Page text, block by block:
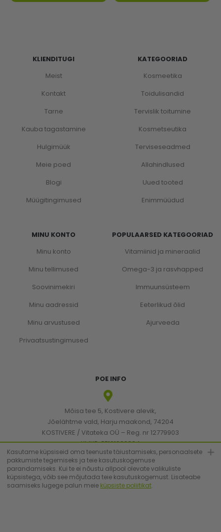
KLIENDITUGI
Meist
Kontakt
Tarne
Kauba tagastamine
Hulgimüük
Meie poed
Blogi
Müügitingimused
MINU KONTO
Minu konto
Minu tellimused
Soovinimekiri
Minu aadressid
Minu arvustused
Privaatsustingimused
KATEGOORIAD
Kosmeetika
Toidulisandid
Tervislik toitumine
Kosmetseutika
Terviseseadmed
Allahindlused
Uued tooted
Enimmüüdud
POPULAARSED KATEGOORIAD
Vitamiinid ja mineraalid
Omega-3 ja rasvhapped
Immuunsüsteem
Eeterlikud õlid
Ajurveeda
POE INFO
Mõisa tee 5, Kostivere alevik,
Jõelähtme vald, Harju maakond, 74204
KOSTIVERE / Vitateka OÜ – Reg. nr 12779903
KMKR: EE101830894
[email protected]
Kasutame küpsiseid oma teenuste täiustamiseks, personaalsete
pakkumiste tegemiseks ja teie kasutuskogemuse
parandamiseks. Kui te ei nõustu allpool olevate valikuliste
küpsistega, võib see mõjutada teie kasutuskogemust. Lisateabe
saamiseks lugege palun meie küpsiste poliitikat.